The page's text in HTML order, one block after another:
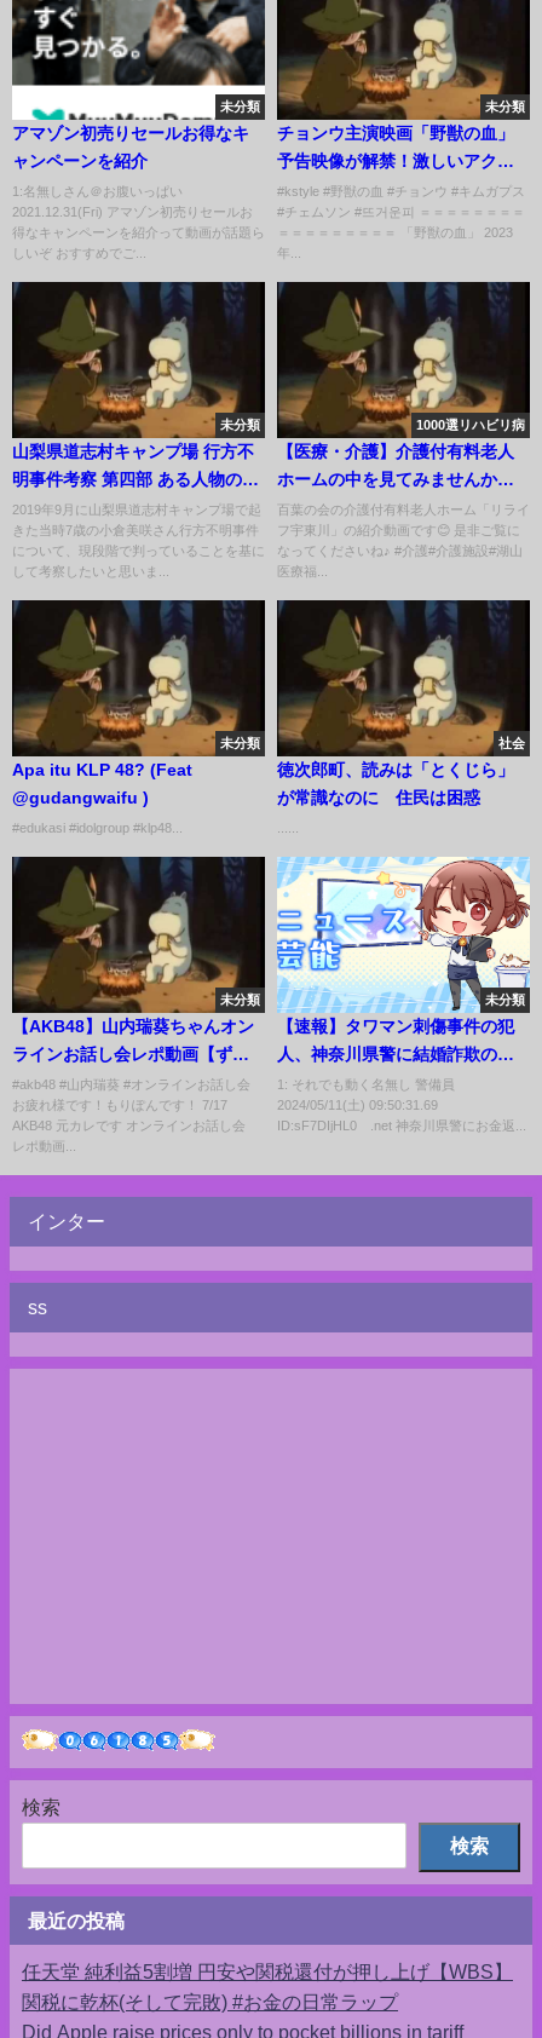
未分類
アマゾン初売りセールお得なキ
ャンペーンを紹介
1:名無しさん＠お腹いっぱい
2021.12.31(Fri) アマゾン初売りセールお
得なキャンペーンを紹介って動画が話題ら
しいぞ おすすめでご...
未分類
チョンウ主演映画「野獣の血」
予告映像が解禁！激しいアクシ
ョンに注目
#kstyle #野獣の血 #チョンウ #キムガプス
#チェムソン #뜨거운피 ＝＝＝＝＝＝＝＝
＝＝＝＝＝＝＝＝＝ 「野獣の血」 2023
年...
未分類
山梨県道志村キャンプ場 行方不
明事件考察 第四部 ある人物の衝
撃発言
2019年9月に山梨県道志村キャンプ場で起
きた当時7歳の小倉美咲さん行方不明事件
について、現段階で判っていることを基に
して考察したいと思いま...
1000選リハビリ病
【医療・介護】介護付有料老人
ホームの中を見てみませんか？
【富士市】
百葉の会の介護付有料老人ホーム「リライ
フ宇東川」の紹介動画です😊 是非ご覧に
なってくださいね♪ #介護#介護施設#湖山
医療福...
未分類
Apa itu KLP 48? (Feat
@gudangwaifu )
#edukasi #idolgroup #klp48...
社会
徳次郎町、読みは「とくじら」
が常識なのに 住民は困惑
未分類
【AKB48】山内瑞葵ちゃんオン
ラインお話し会レポ動画【ずっ
きー】
#akb48 #山内瑞葵 #オンラインお話し会
お疲れ様です！もりぽんです！ 7/17
AKB48 元カレです オンラインお話し会
レポ動画...
未分類
【速報】タワマン刺傷事件の犯
人、神奈川県警に結婚詐欺の相
談をするも取り合ってもらえず
逮捕されていた
1: それでも動く名無し 警備員
2024/05/11(土) 09:50:31.69
ID:sF7DIjHL0 .net 神奈川県警にお金返...
インター
ss
検索
検索
最近の投稿
任天堂 純利益5割増 円安や関税還付が押し上げ【WBS】
関税に乾杯(そして完敗) #お金の日常ラップ
Did Apple raise prices only to pocket billions in tariff